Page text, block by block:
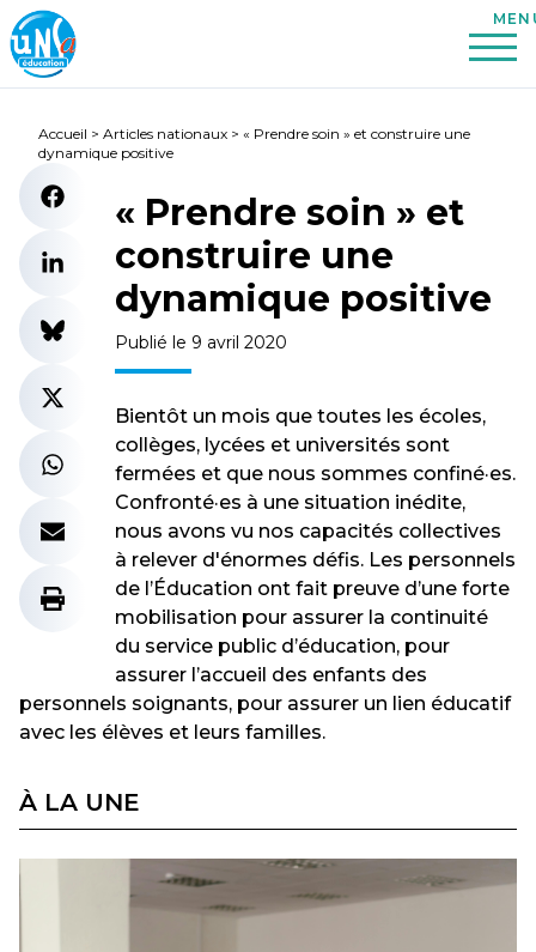
Accueil > Articles nationaux > « Prendre soin » et construire une
dynamique positive
« Prendre soin » et
construire une
dynamique positive
Publié le 9 avril 2020
Bientôt un mois que toutes les écoles,
collèges, lycées et universités sont
fermées et que nous sommes confiné·es.
Confronté·es à une situation inédite,
nous avons vu nos capacités collectives
à relever d'énormes défis. Les personnels
de l’Éducation ont fait preuve d’une forte
mobilisation pour assurer la continuité
du service public d’éducation, pour
assurer l’accueil des enfants des
personnels soignants, pour assurer un lien éducatif
avec les élèves et leurs familles.
À LA UNE